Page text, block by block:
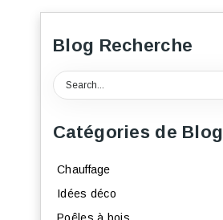
Blog Recherche
Catégories de Blog
Chauffage
Idées déco